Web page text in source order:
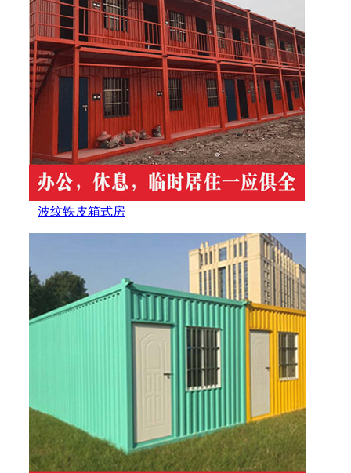
波纹铁皮箱式房